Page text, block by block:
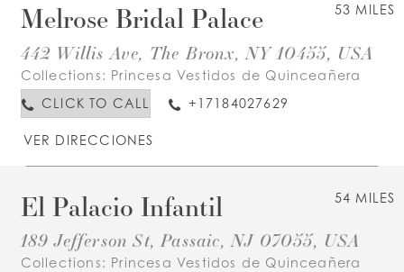
53 MILES
Melrose Bridal Palace
442 Willis Ave, The Bronx, NY 10455, USA
Collections: Princesa Vestidos de Quinceañera
CLICK TO CALL
+17184027629
VER DIRECCIONES
54 MILES
El Palacio Infantil
189 Jefferson St, Passaic, NJ 07055, USA
Collections: Princesa Vestidos de Quinceañera